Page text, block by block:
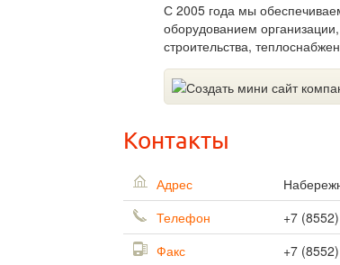
С 2005 года мы
оборудованием
строительства,
Контакты
Адрес
Телефон
+7
Факс
+7